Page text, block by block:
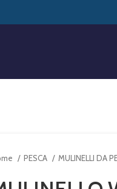
PESCA MULINELLI DA